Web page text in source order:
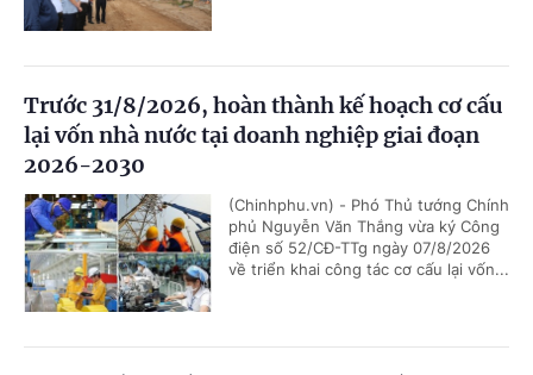
Trước 31/8/2026, hoàn thành kế hoạch cơ cấu
lại vốn nhà nước tại doanh nghiệp giai đoạn
2026-2030
(Chinhphu.vn) - Phó Thủ tướng Chính
phủ Nguyễn Văn Thắng vừa ký Công
điện số 52/CĐ-TTg ngày 07/8/2026
về triển khai công tác cơ cấu lại vốn...